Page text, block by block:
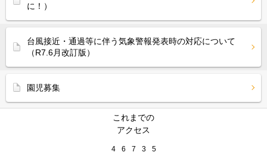
に！）
台風接近・通過等に伴う気象警報発表時の対応について
（R7.6月改訂版）
園児募集
これまでの
アクセス
4 6 7 3 5